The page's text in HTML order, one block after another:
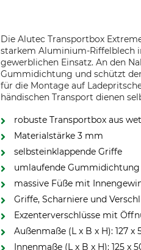
Die Alutec Transportbox
starkem Aluminium-Riffelblech
gewerblichen Einsatz. An den
Gummidichtung und schützt
für die Montage auf
händischen Transport dienen
robuste Transportbox aus
Materialstärke 3 mm
selbsteinklappende Griffe
umlaufende
massive Füße mit
Griffe, Scharniere und
Exzenterverschlüsse mit
Außenmaße (L x B x H): 127 x
Innenmaße (L x B x H): 125 x